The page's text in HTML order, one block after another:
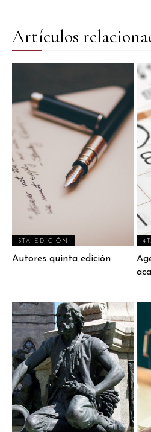
Artículos
5TA EDICIÓN
Autores quinta edición